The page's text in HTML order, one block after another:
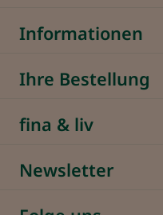
Informationen
Ihre Bestellung
fina & liv
Newsletter